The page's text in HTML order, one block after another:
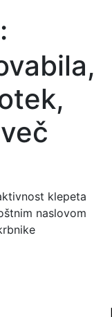
klepeta
naslovom